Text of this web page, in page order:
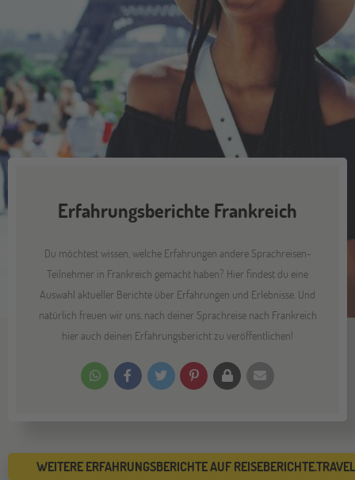
Erfahrungsberichte Frankreich
Du möchtest wissen, welche Erfahrungen andere Sprachreisen-
Teilnehmer in Frankreich gemacht haben? Hier findest du eine
Auswahl aktueller Berichte über Erfahrungen und Erlebnisse. Und
natürlich freuen wir uns, nach deiner Sprachreise nach Frankreich
hier auch deinen Erfahrungsbericht zu veröffentlichen!
WEITERE ERFAHRUNGSBERICHTE AUF